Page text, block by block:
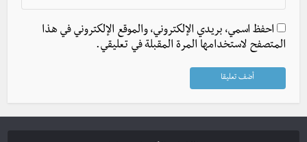
احفظ اسمي، بريدي الإلكتروني، والموقع الإلكتروني في هذا
المتصفح لاستخدامها المرة المقبلة في تعليقي.